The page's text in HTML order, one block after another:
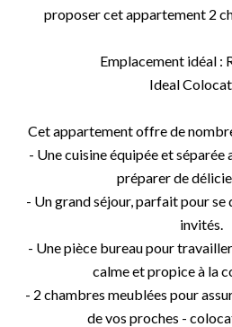
proposer cet appartement 2
Emplacement idéal :
Ideal
Cet appartement offre de
- Une cuisine équipée et
préparer de
- Un grand séjour, parfait pour
invités.
- Une pièce bureau pour
calme et propice à la
- 2 chambres meublées pour
de vos proches -